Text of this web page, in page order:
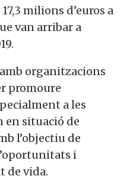
milions d’euros a
van arribar a
organitzacions
promoure
a les
en situació de
l’objectiu de
i
de vida.